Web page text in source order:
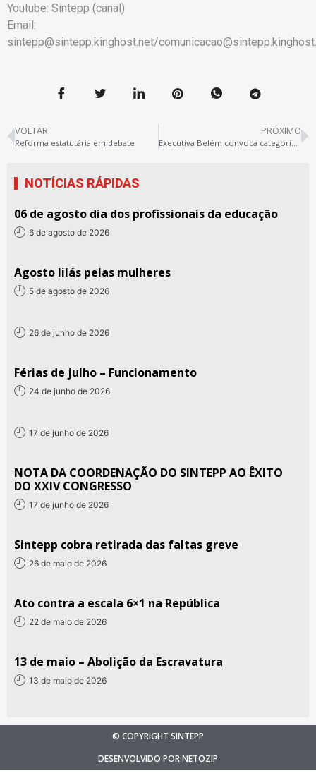
Youtube: Sintepp (canal)
Email:
sintepp@sintepp.kinghost.net/
VOLTAR
Reforma estatutária em debate
PRÓXIMO
Executiva Belém convoca categoria para audiência púbica (11|11) e assembleia geral (13|11)
NOTÍCIAS RÁPIDAS
06 de agosto dia dos profissionais da educação
6 de agosto de 2026
Agosto lilás pelas mulheres
5 de agosto de 2026
26 de junho de 2026
Férias de julho – Funcionamento
24 de junho de 2026
17 de junho de 2026
NOTA DA COORDENAÇÃO DO SINTEPP AO ÊXITO
DO XXIV CONGRESSO
17 de junho de 2026
Sintepp cobra retirada das faltas greve
26 de maio de 2026
Ato contra a escala 6×1 na República
22 de maio de 2026
13 de maio – Abolição da Escravatura
13 de maio de 2026
© COPYRIGHT SINTEPP
DESENVOLVIDO POR NETOZIP